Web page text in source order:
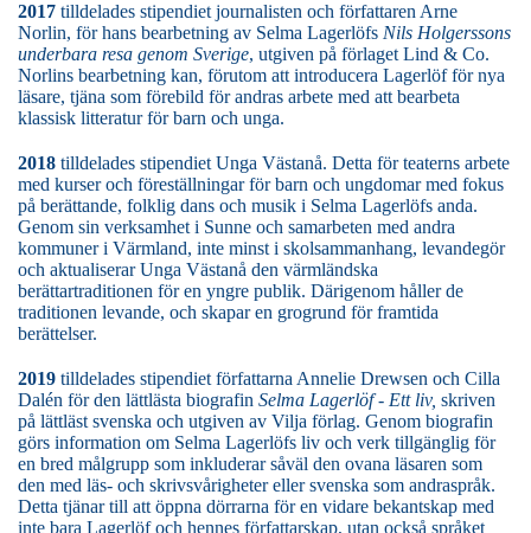
2017 tilldelades stipendiet journalisten och författaren Arne
Norlin, för hans bearbetning av Selma Lagerlöfs Nils Holgerssons
underbara resa genom Sverige, utgiven på förlaget Lind & Co.
Norlins bearbetning kan, förutom att introducera Lagerlöf för nya
läsare, tjäna som förebild för andras arbete med att bearbeta
klassisk litteratur för barn och unga.
2018 tilldelades stipendiet Unga Västanå. Detta för teaterns arbete
med kurser och föreställningar för barn och ungdomar med fokus
på berättande, folklig dans och musik i Selma Lagerlöfs anda.
Genom sin verksamhet i Sunne och samarbeten med andra
kommuner i Värmland, inte minst i skolsammanhang, levandegör
och aktualiserar Unga Västanå den värmländska
berättartraditionen för en yngre publik. Därigenom håller de
traditionen levande, och skapar en grogrund för framtida
berättelser.
2019 tilldelades stipendiet författarna Annelie Drewsen och Cilla
Dalén för den lättlästa biografin Selma Lagerlöf - Ett liv, skriven
på lättläst svenska och utgiven av Vilja förlag. Genom biografin
görs information om Selma Lagerlöfs liv och verk tillgänglig för
en bred målgrupp som inkluderar såväl den ovana läsaren som
den med läs- och skrivsvårigheter eller svenska som andraspråk.
Detta tjänar till att öppna dörrarna för en vidare bekantskap med
inte bara Lagerlöf och hennes författarskap, utan också språket